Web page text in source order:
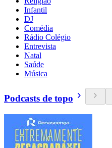
Infantil
DJ
Comédia
Rádio Colégio
Entrevista
Natal
Saúde
Música
Podcasts de topo